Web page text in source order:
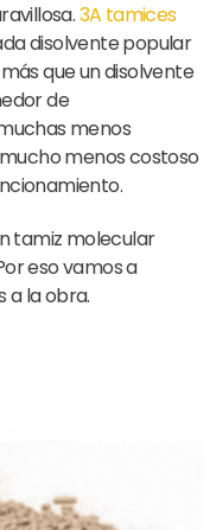
3A tamices
disolvente popular
que un disolvente
de
menos
menos costoso
tamiz molecular
eso vamos a
a la obra.